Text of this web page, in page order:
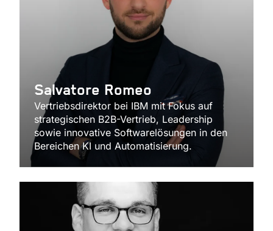
Salvatore Romeo
Vertriebsdirektor bei IBM mit Fokus auf
strategischen B2B-Vertrieb, Leadership
sowie innovative Softwarelösungen in den
Bereichen KI und Automatisierung.